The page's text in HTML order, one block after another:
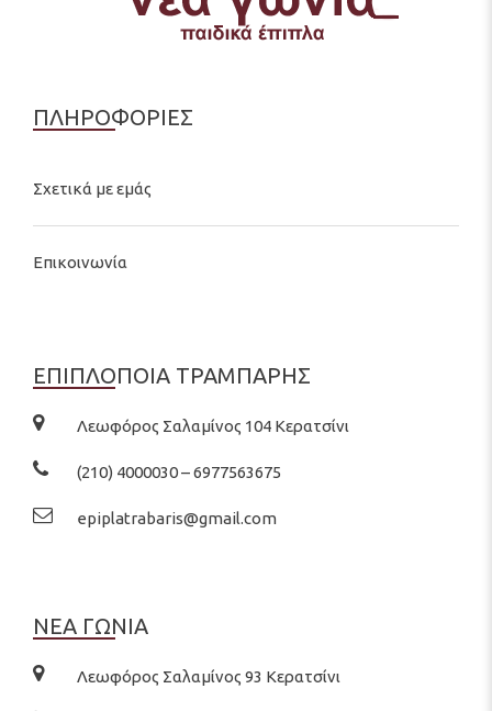
ΠΛΗΡΟΦΟΡΙΕΣ
Σχετικά με εμάς
Επικοινωνία
ΕΠΙΠΛΟΠΟΙΑ ΤΡΑΜΠΑΡΗΣ
Λεωφόρος Σαλαμίνος 104 Κερατσίνι
(210) 4000030 – 6977563675
epiplatrabaris@gmail.com
ΝΕΑ ΓΩΝΙΑ
Λεωφόρος Σαλαμίνος 93 Κερατσίνι